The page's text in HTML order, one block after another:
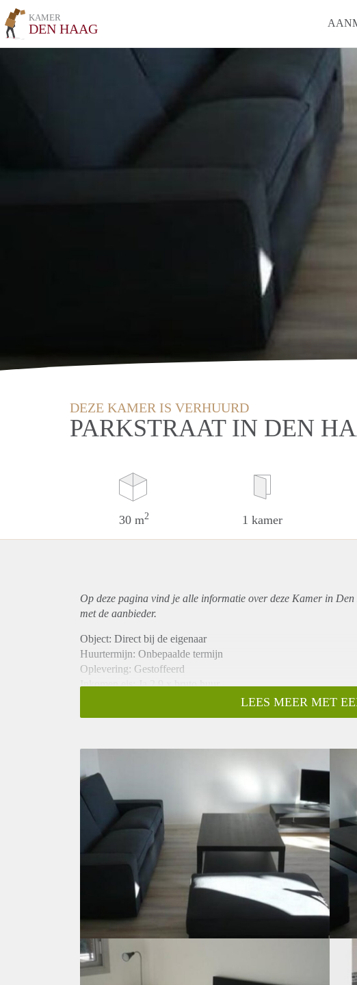
KAMER
DEN HAAG
DEZE KAMER IS VERHUURD
PARKSTRAAT IN DEN
30 m2 1 kamer
Op deze pagina vind je alle informatie over deze Kamer in
met de aanbieder.
Object: Direct bij de eigenaar
Huurtermijn: Onbepaalde termijn
Oplevering: Gestoffeerd
Inkomen eis: Ja 2,9 x bruto huur
Borg: 1 maand
Gedeelde Douche: Nee
Gedeelde woonkamer: Nee
Huisgenoten: Nee
Geslacht huisgenoten: N.v.t.
LEES MEER MET